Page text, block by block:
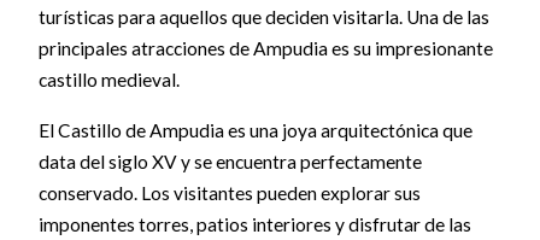
turísticas para aquellos que deciden visitarla. Una de las
principales atracciones de Ampudia es su impresionante
castillo medieval.
El Castillo de Ampudia es una joya arquitectónica que
data del siglo XV y se encuentra perfectamente
conservado. Los visitantes pueden explorar sus
imponentes torres, patios interiores y disfrutar de las